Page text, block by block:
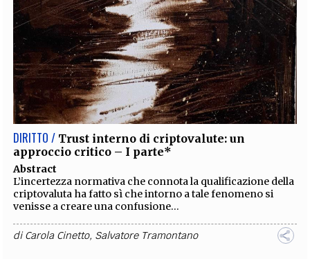
DIRITTO / Trust interno di criptovalute: un
approccio critico – I parte*
Abstract
L’incertezza normativa che connota la qualificazione della
criptovaluta ha fatto sì che intorno a tale fenomeno si
venisse a creare una confusione...
diCarola Cinetto, Salvatore Tramontano